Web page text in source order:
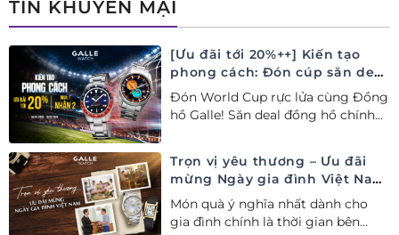
TIN KHUYẾN MẠI
[Ưu đãi tới 20%++] Kiến tạo
phong cách: Đón cúp săn deal
– Siêu ưu đãi đồng hành cùng
World Cup
Đón World Cup rực lửa cùng Đồng
hồ Galle! Săn deal đồng hồ chính
Trọn vị yêu thương – Ưu đãi
mừng Ngày gia đình Việt Nam
28/06
Món quà ý nghĩa nhất dành cho
gia đình chính là thời gian bên